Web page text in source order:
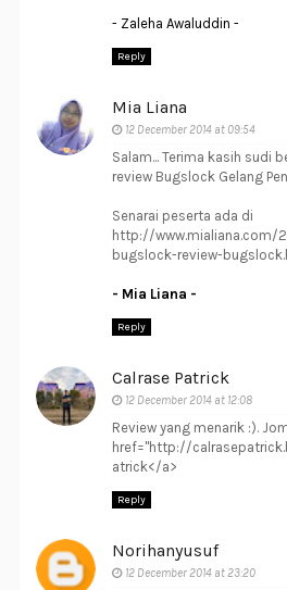
- Zaleha Awaluddin -
Reply
Mia Liana
12 December 2014 at 09:54
Salam... Terima kasih sudi
review Bugslock Gelang
Senarai peserta ada di
http://www.mialiana.com/
bugslock-review-
- Mia Liana -
Reply
Calrase Patrick
12 December 2014 at 12:08
Review yang menarik :).
href="http://
atrick</a>
Reply
Norihanyusuf
12 December 2014 at 23:20